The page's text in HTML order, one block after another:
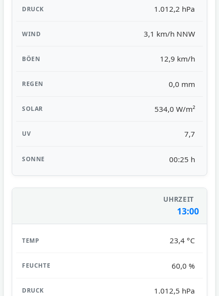
1.012,2 hPa
3,1 km/h NNW
12,9 km/h
0,0 mm
534,0 W/m²
7,7
00:25 h
13:00
23,4 °C
60,0 %
1.012,5 hPa